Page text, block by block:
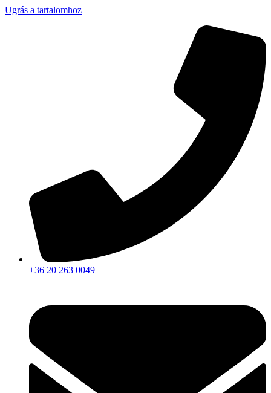
Ugrás a tartalomhoz
+36 20 263 0049